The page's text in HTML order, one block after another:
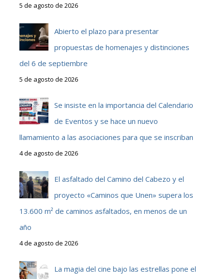
5 de agosto de 2026
Abierto el plazo para presentar
propuestas de homenajes y distinciones
del 6 de septiembre
5 de agosto de 2026
Se insiste en la importancia del Calendario
de Eventos y se hace un nuevo
llamamiento a las asociaciones para que se inscriban
4 de agosto de 2026
El asfaltado del Camino del Cabezo y el
proyecto «Caminos que Unen» supera los
13.600 m² de caminos asfaltados, en menos de un
año
4 de agosto de 2026
La magia del cine bajo las estrellas pone el